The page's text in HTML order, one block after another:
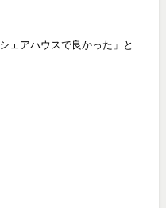
ェアハウスで良かった」と